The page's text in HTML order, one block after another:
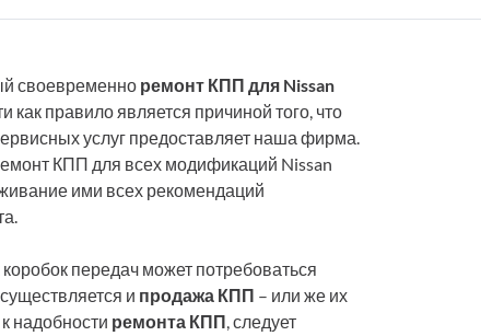
своевременно ремонт КПП для Nissan
как правило является причиной того, что
услуг предоставляет наша фирма.
КПП для всех модификаций Nissan
ими всех рекомендаций
передач может потребоваться
и продажа КПП – или же их
надобности ремонта КПП, следует